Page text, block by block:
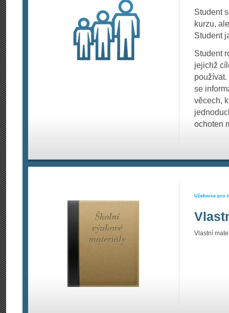
Student
kurzu,
Student
Student
jejichž
se
věcech,
ochoten
Učebnice pro
Vlastní